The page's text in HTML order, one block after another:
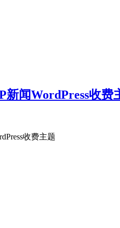
新闻WordPress收费